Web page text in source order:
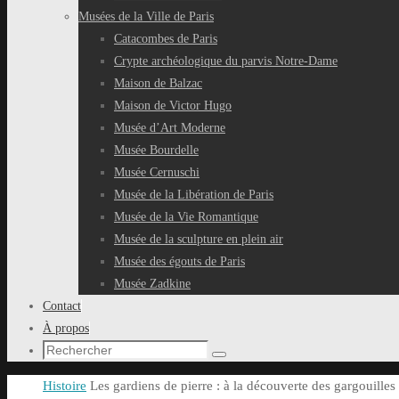
Musées de la Ville de Paris
Catacombes de Paris
Crypte archéologique du parvis Notre-Dame
Maison de Balzac
Maison de Victor Hugo
Musée d’Art Moderne
Musée Bourdelle
Musée Cernuschi
Musée de la Libération de Paris
Musée de la Vie Romantique
Musée de la sculpture en plein air
Musée des égouts de Paris
Musée Zadkine
Contact
À propos
Recherche
:
Rechercher
Accueil
Histoire Les gardiens de pierre : à la découverte des